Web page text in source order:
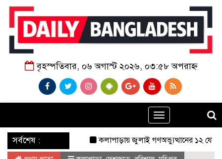
বৃহস্পতিবার, ০৬ অগাস্ট ২০২৬, ০৩:৫৮ অপরাহ্ন
Toggle
navigation
‌ সর্বশেষ : কলাপাড়ায় জুলাই গণঅভ্যুত্থানের ১২ যোদ্ধাকে